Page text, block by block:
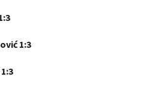
1:3